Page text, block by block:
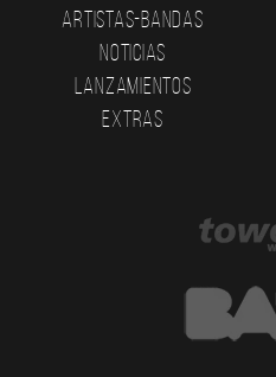
Artistas-Bandas
Noticias
Lanzamientos
Extras